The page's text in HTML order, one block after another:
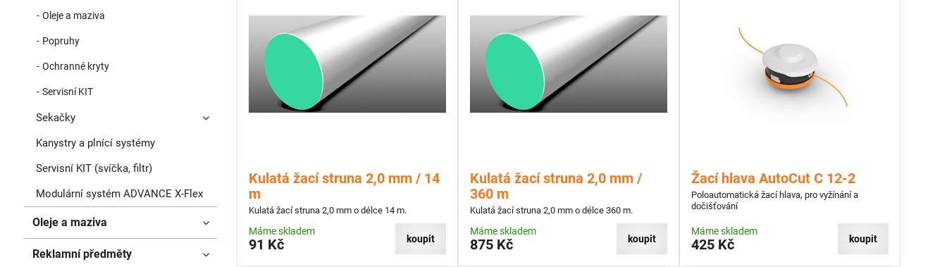
Kulatá žací struna 2,0 mm / 14
m
Kulatá žací struna 2,0 mm o délce 14 m.
Máme skladem
91 Kč koupit
Kulatá žací struna 2,0 mm /
360 m
Kulatá žací struna 2,0 mm o délce 360 m.
Máme skladem
875 Kč koupit
Žací hlava AutoCut C 12-2
Poloautomatická žací hlava, pro vyžínání a
dočišťování
Máme skladem
425 Kč koupit
Oleje a maziva
Popruhy
Ochranné kryty
Servisní KIT
Sekačky
Kanystry a plnící systémy
Servisní KIT (svíčka, filtr)
Modulární systém ADVANCE X-Flex
Oleje a maziva
Reklamní předměty